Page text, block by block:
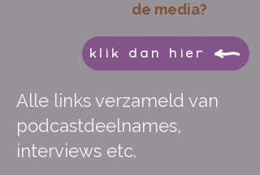
de media?
klik dan hier
Alle links verzameld van
podcastdeelnames,
interviews etc.